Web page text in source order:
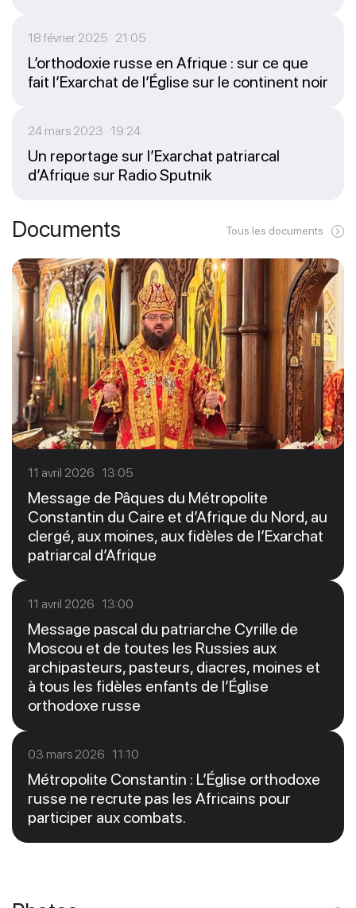
18 février 2025 21:05
L’orthodoxie russe en Afrique : sur ce que
fait l’Exarchat de l’Église sur le continent noir
24 mars 2023 19:24
Un reportage sur l’Exarchat patriarcal
d’Afrique sur Radio Sputnik
Documents Tous les documents
11 avril 2026 13:05
Message de Pâques du Métropolite
Constantin du Caire et d’Afrique du Nord, au
clergé, aux moines, aux fidèles de l’Exarchat
patriarcal d’Afrique
11 avril 2026 13:00
Message pascal du patriarche Cyrille de
Moscou et de toutes les Russies aux
archipasteurs, pasteurs, diacres, moines et
à tous les fidèles enfants de l’Église
orthodoxe russe
03 mars 2026 11:10
Métropolite Constantin : L’Église orthodoxe
russe ne recrute pas les Africains pour
participer aux combats.